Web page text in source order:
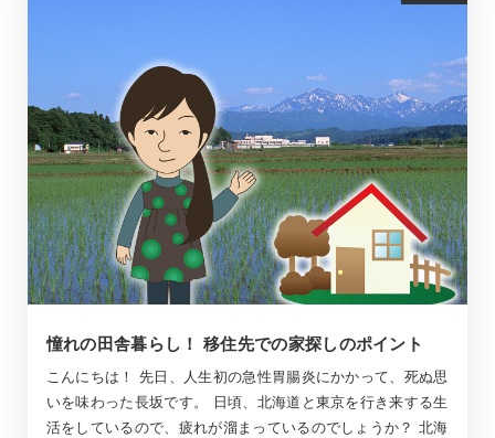
憧れの田舎暮らし！ 移住先での家探しのポイント
こんにちは！ 先日、人生初の急性胃腸炎にかかって、死ぬ思
いを味わった長坂です。 日頃、北海道と東京を行き来する生
活をしているので、疲れが溜まっているのでしょうか？ 北海